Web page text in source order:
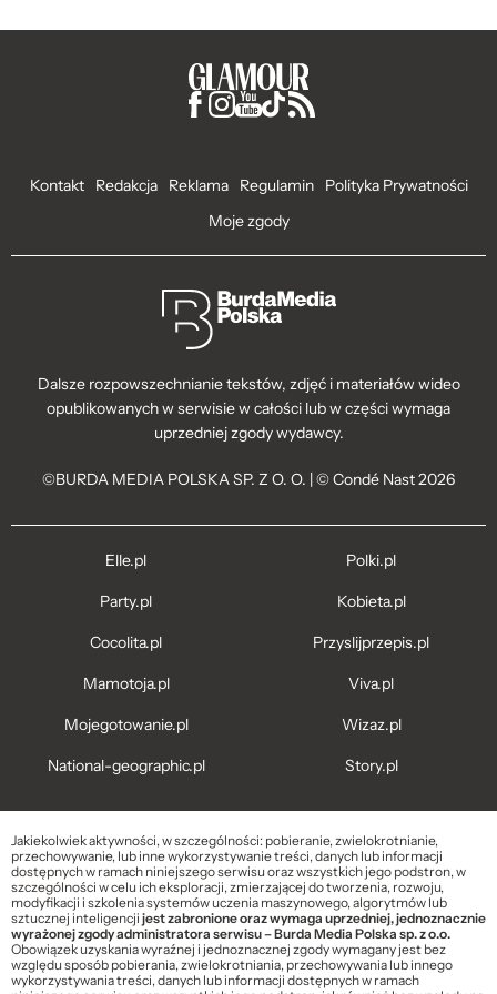
Kontakt Redakcja Reklama Regulamin
Polityka Prywatności
Moje zgody
Dalsze rozpowszechnianie tekstów, zdjęć i materiałów wideo
opublikowanych w serwisie w całości lub w części wymaga
uprzedniej zgody wydawcy.
©BURDA MEDIA POLSKA SP. Z O. O. | © Condé Nast 2026
Elle.pl
Party.pl
Cocolita.pl
Mamotoja.pl
Mojegotowanie.pl
National-geographic.pl
Polki.pl
Kobieta.pl
Przyslijprzepis.pl
Viva.pl
Wizaz.pl
Story.pl
Jakiekolwiek aktywności, w szczególności: pobieranie, zwielokrotnianie,
przechowywanie, lub inne wykorzystywanie treści, danych lub informacji
dostępnych w ramach niniejszego serwisu oraz wszystkich jego podstron, w
szczególności w celu ich eksploracji, zmierzającej do tworzenia, rozwoju,
modyfikacji i szkolenia systemów uczenia maszynowego, algorytmów lub
sztucznej inteligencjijest zabronione oraz wymaga uprzedniej, jednoznacznie
wyrażonej zgody administratora serwisu – Burda Media Polska sp. z o.o.
Obowiązek uzyskania wyraźnej i jednoznacznej zgody wymagany jest bez
względu sposób pobierania, zwielokrotniania, przechowywania lub innego
wykorzystywania treści, danych lub informacji dostępnych w ramach